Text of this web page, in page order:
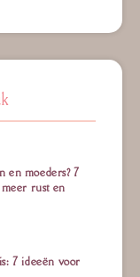
moeders? 7
rust en
7 ideeën voor